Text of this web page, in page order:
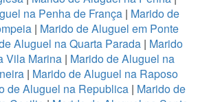
na Penha de França | Marido de
| Marido de Aluguel em Ponte
Aluguel na Quarta Parada| Marido
Vila Marina | Marido de Aluguel na
| Marido de Aluguel na Raposo
de Aluguel na Republica | Marido de